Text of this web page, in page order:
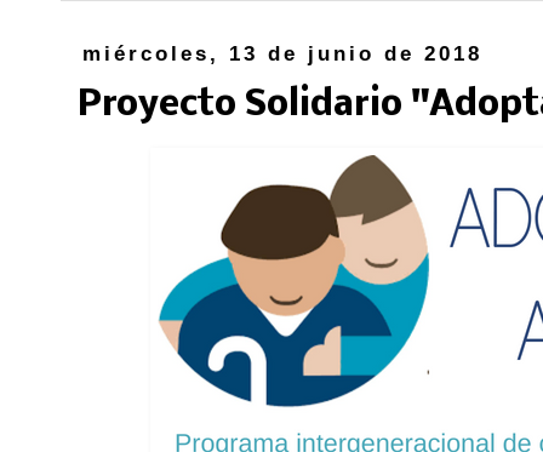
miércoles, 13 de junio de 2018
Proyecto Solidario